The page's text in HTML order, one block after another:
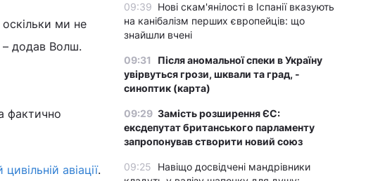
ми не
– додав Волш.
фактично
авіації.
09:39 Нові скам'янілості в Іспанії вказують
на канібалізм перших європейців: що
знайшли вчені
09:31
Після аномальної спеки в Україну
увірвуться грози, шквали та град, -
синоптик (карта)
09:29 Замість розширення ЄС:
ексдепутат британського парламенту
запропонував створити новий союз
09:25
Навіщо досвідчені мандрівники